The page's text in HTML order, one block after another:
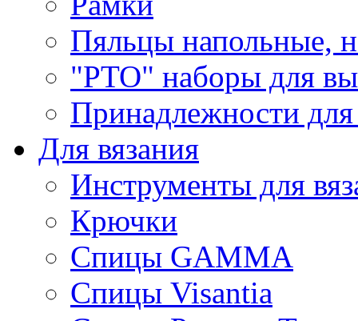
Пяльцы напольные,
"РТО" наборы для
Принадлежности
Для вязания
Инструменты для
Крючки
Спицы GAMMA
Спицы Visantia